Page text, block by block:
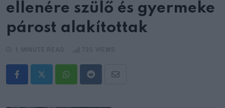
ellenére szülő és gyermeke
párost alakítottak
WhatsappRedditShare